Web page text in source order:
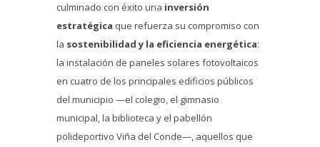
culminado con éxito una inversión
estratégica que refuerza su compromiso con
la sostenibilidad y la eficiencia energética:
la instalación de paneles solares fotovoltaicos
en cuatro de los principales edificios públicos
del municipio —el colegio, el gimnasio
municipal, la biblioteca y el pabellón
polideportivo Viña del Conde—, aquellos que